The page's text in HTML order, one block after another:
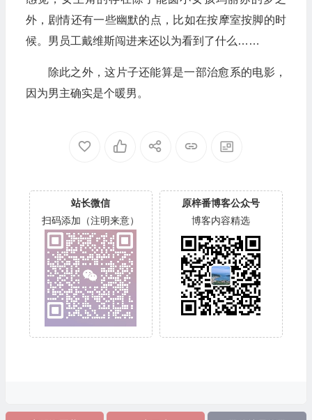
外，剧情还有一些幽默的点，比如在按摩室按脚的时
候。男员工戴维斯闯进来还以为看到了什么……
除此之外，这片子还能算是一部治愈系的电影，
因为男主确实是个暖男。
站长微信
扫码添加（注明来意）
原梓番博客公众号
博客内容精选